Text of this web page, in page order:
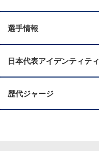
選手情報
日本代表アイデンティティ
歴代ジャージ